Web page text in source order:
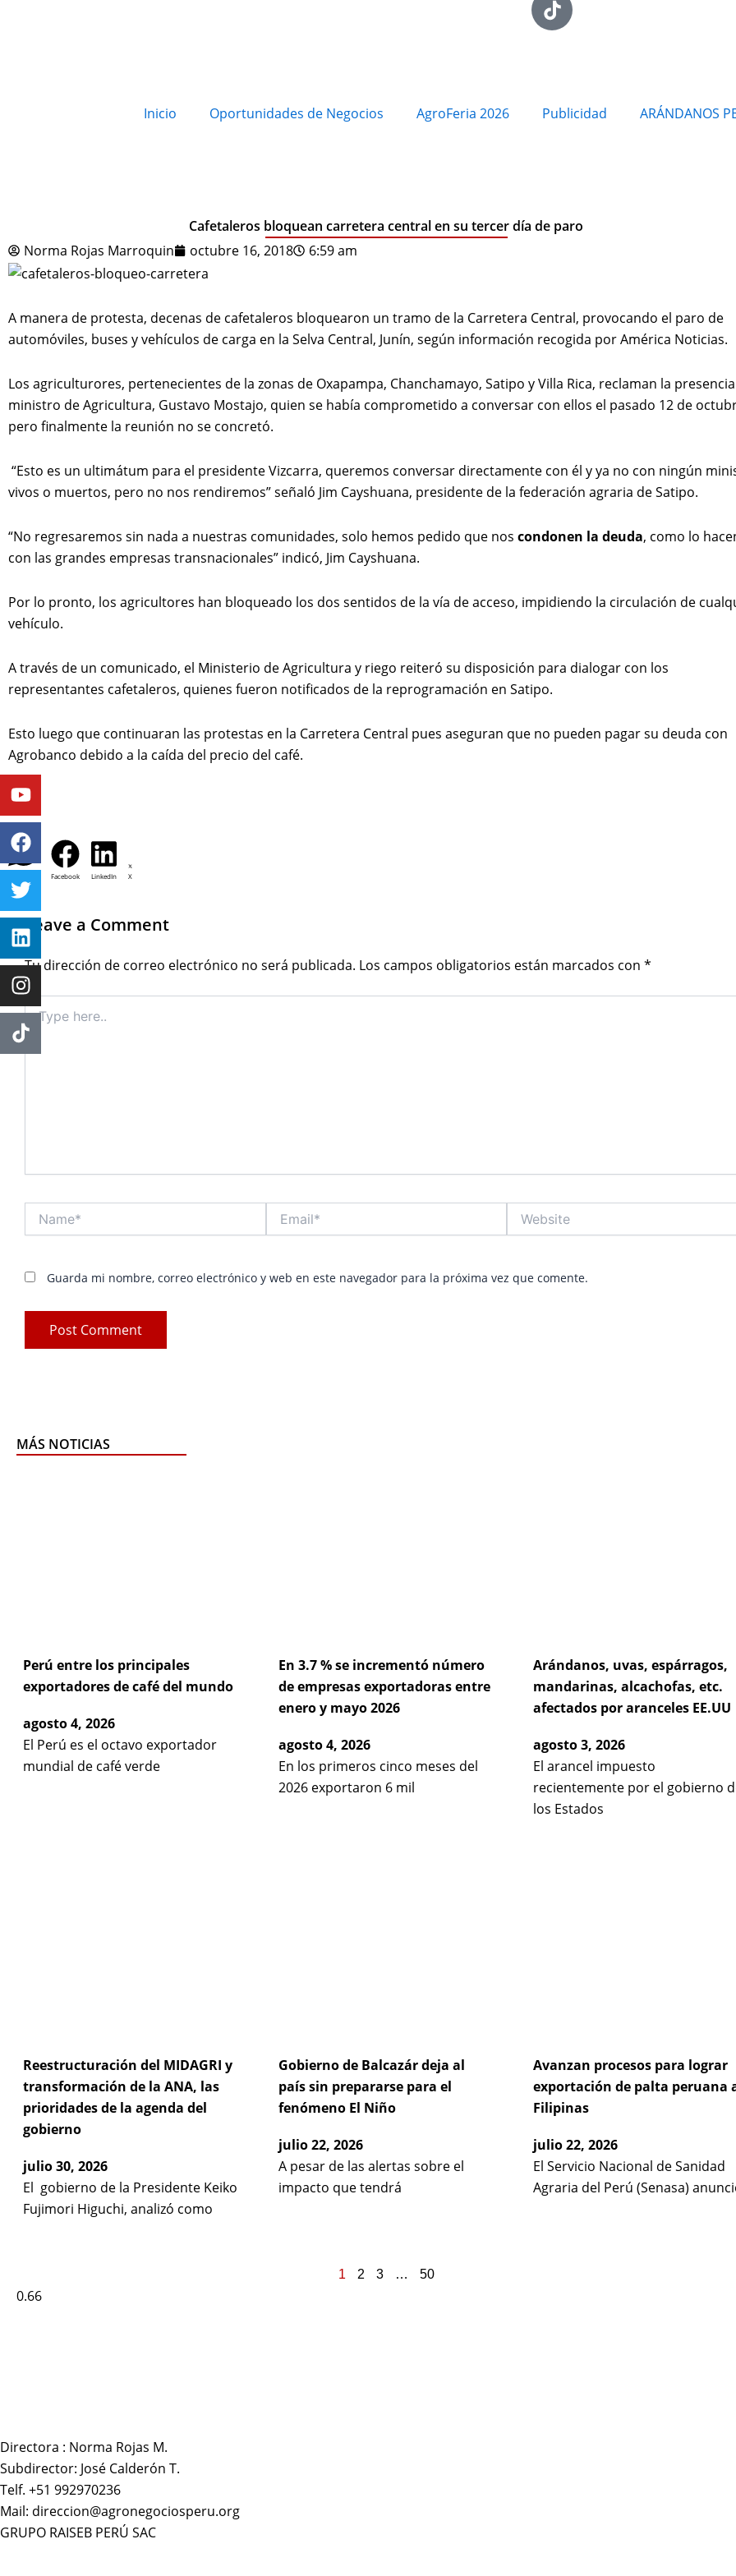
Inicio Oportunidades de Negocios AgroFeria 2026 Publicidad ARÁNDANOS
Cafetaleros bloquean carretera central en su tercer día de paro
Norma Rojas Marroquin
octubre 16, 2018 6:59 am
A manera de protesta, decenas de cafetaleros bloquearon un tramo de la Carretera Central, provocando el paro de
automóviles, buses y vehículos de carga en la Selva Central, Junín, según información recogida por América Noticias.
Los agriculturores, pertenecientes de la zonas de Oxapampa, Chanchamayo, Satipo y Villa Rica, reclaman la
ministro de Agricultura, Gustavo Mostajo, quien se había comprometido a conversar con ellos el pasado 12 de
pero finalmente la reunión no se concretó.
“Esto es un ultimátum para el presidente Vizcarra, queremos conversar directamente con él y ya no con ningún
vivos o muertos, pero no nos rendiremos” señaló Jim Cayshuana, presidente de la federación agraria de Satipo.
“No regresaremos sin nada a nuestras comunidades, solo hemos pedido que nos condonen la deuda, como lo
con las grandes empresas transnacionales” indicó, Jim Cayshuana.
Por lo pronto, los agricultores han bloqueado los dos sentidos de la vía de acceso, impidiendo la circulación de
vehículo.
A través de un comunicado, el Ministerio de Agricultura y riego reiteró su disposición para dialogar con los
representantes cafetaleros, quienes fueron notificados de la reprogramación en Satipo.
Esto luego que continuaran las protestas en la Carretera Central pues aseguran que no pueden pagar su deuda con
Agrobanco debido a la caída del precio del café.
Facebook LinkedIn X
Leave a Comment
Tu dirección de correo electrónico no será publicada. Los campos obligatorios están marcados con *
Type
here..
Guarda mi nombre, correo electrónico y web en este navegador para la próxima vez que comente.
MÁS NOTICIAS
Perú entre los principales
exportadores de café del mundo
agosto 4, 2026
El Perú es el octavo exportador
mundial de café verde
En 3.7 % se incrementó número
de empresas exportadoras entre
enero y mayo 2026
agosto 4, 2026
En los primeros cinco meses del
2026 exportaron 6 mil
Arándanos, uvas, espárragos,
mandarinas, alcachofas, etc.
afectados por aranceles EE.UU
agosto 3, 2026
El arancel impuesto
recientemente por el gobierno
los Estados
Reestructuración del MIDAGRI y
transformación de la ANA, las
prioridades de la agenda del
gobierno
julio 30, 2026
El gobierno de la Presidente Keiko
Fujimori Higuchi, analizó como
Gobierno de Balcazár deja al
país sin prepararse para el
fenómeno El Niño
julio 22, 2026
A pesar de las alertas sobre el
impacto que tendrá
Avanzan procesos para lograr
exportación de palta peruana
Filipinas
julio 22, 2026
El Servicio Nacional de Sanidad
Agraria del Perú (Senasa)
1 2 3 … 50
Directora : Norma Rojas M.
Subdirector: José Calderón T.
Telf. +51 992970236
Mail: direccion@agronegociosperu.org
GRUPO RAISEB PERÚ SAC
Youtube
Facebook
Twitter
Linkedin
Instagram